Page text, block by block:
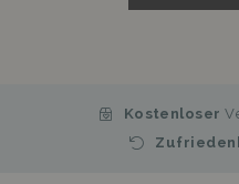
Kostenloser